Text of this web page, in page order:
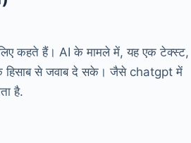
कहते हैं। AI के मामले में, यह एक टेक्स्ट,
हिसाब से जवाब दे सके। जैसे chatgpt में
है.